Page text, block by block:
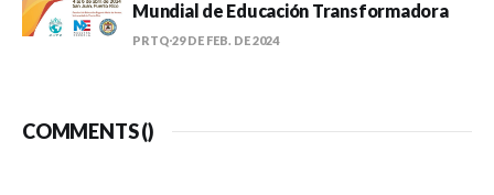
Mundial de Educación Transformadora
PRTQ 29 DE FEB. DE 2024
COMMENTS ()